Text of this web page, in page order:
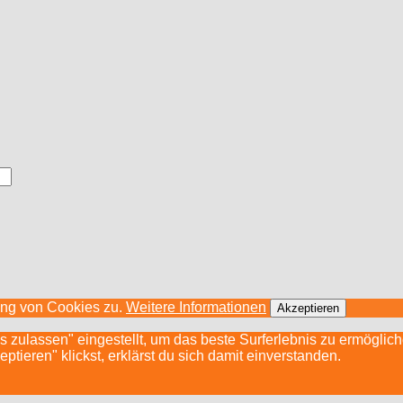
von Cookies zu. Weitere Informationen Akzeptieren
eingestellt, um das beste Surferlebnis zu
klickst, erklärst du sich damit einverstanden.